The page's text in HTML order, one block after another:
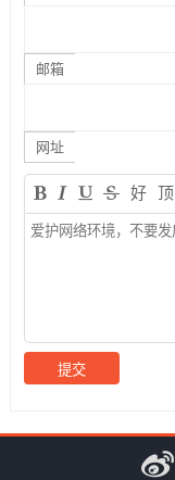
邮箱
网址
好 顶